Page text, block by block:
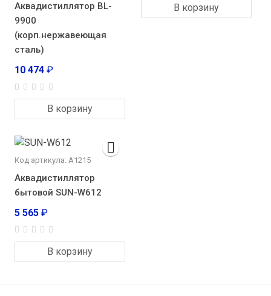
Аквадистиллятор BL-
9900
(корп.нержавеющая
сталь)
10 474 ₽
В корзину
В корзину
Код артикула: А1215
Аквадистиллятор
бытовой SUN-W612
5 565 ₽
В корзину